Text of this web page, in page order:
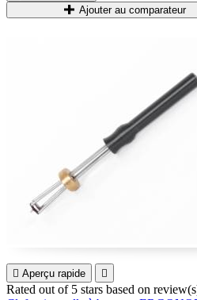
Ajouter au comparateur
 Aperçu rapide 
Rated out of 5 stars based on